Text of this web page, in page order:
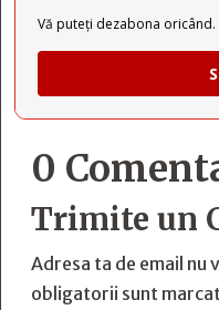
Vă puteți dezabona oricând.
0
Trimite un
Adresa ta de email nu
obligatorii sunt